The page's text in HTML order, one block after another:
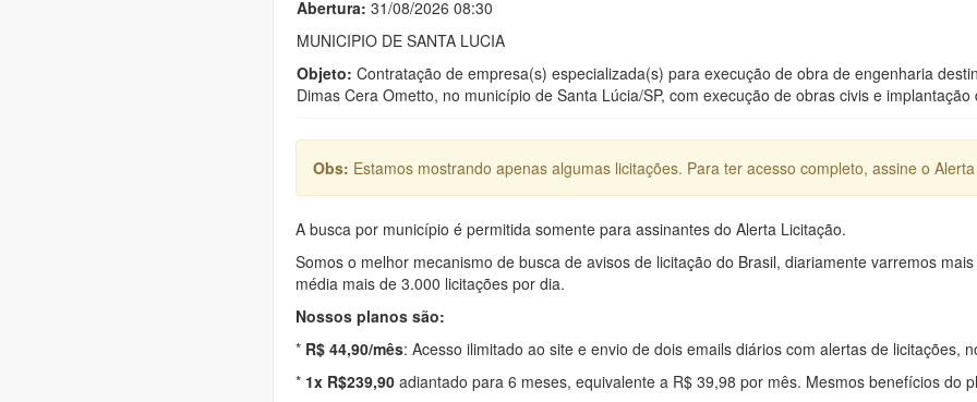
Abertura: 31/08/2026 08:30
MUNICIPIO DE SANTA LUCIA
Objeto: Contratação de empresa(s) especializada(s) para execução de obra de engenharia
Dimas Cera Ometto, no município de Santa Lúcia/SP, com execução de obras civis e
Obs: Estamos mostrando apenas algumas licitações. Para ter acesso completo, assine o
A busca por município é permitida somente para assinantes do Alerta Licitação.
Somos o melhor mecanismo de busca de avisos de licitação do Brasil, diariamente varremos
média mais de 3.000 licitações por dia.
Nossos planos são:
* R$ 44,90/mês: Acesso ilimitado ao site e envio de dois emails diários com alertas de licitações,
* 1x R$239,90 adiantado para 6 meses, equivalente a R$ 39,98 por mês. Mesmos benefícios do